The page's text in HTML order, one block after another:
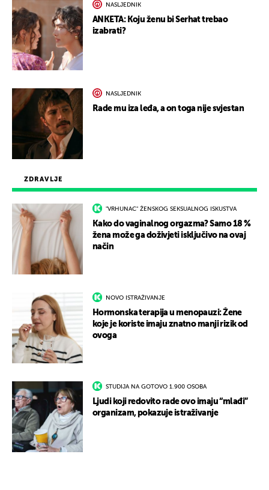
ZDRAVLJE
"VRHUNAC" ŽENSKOG SEKSUALNOG ISKUSTVA
Kako do vaginalnog orgazma? Samo 18 %
žena može ga doživjeti isključivo na ovaj
način
NOVO ISTRAŽIVANJE
Hormonska terapija u menopauzi: Žene
koje je koriste imaju znatno manji rizik od
ovoga
STUDIJA NA GOTOVO 1.900 OSOBA
Ljudi koji redovito rade ovo imaju “mlađi”
organizam, pokazuje istraživanje
NASLJEDNIK
ANKETA: Koju ženu bi Serhat trebao
izabrati?
NASLJEDNIK
Rade mu iza leđa, a on toga nije svjestan